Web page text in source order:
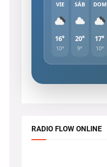
VIE
16°
10°
SÁB
20°
9°
DOM
17°
10°
RADIO FLOW ONLINE